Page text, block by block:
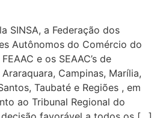
SINSA, a Federação dos
Autônomos do Comércio do
e os SEAAC’s de
Campinas, Marília,
Taubaté e Regiões , em
ao Tribunal Regional do